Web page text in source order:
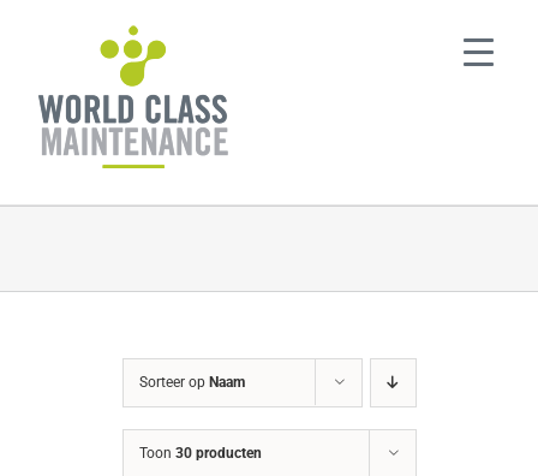
Sorteer op Naam
Toon 30 producten